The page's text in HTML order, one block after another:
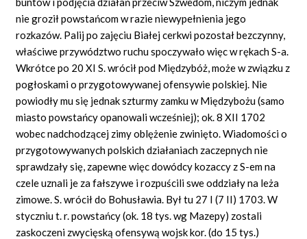
nie groził powstańcom w razie niewypełnienia jego
rozkazów. Palij po zajęciu Białej cerkwi pozostał bezczynny,
właściwe przywództwo ruchu spoczywało więc w rękach S-a.
Wkrótce po 20 XI S. wrócił pod Międzybóż, może w związku z
pogłoskami o przygotowywanej ofensywie polskiej. Nie
powiodły mu się jednak szturmy zamku w Międzybożu (samo
miasto powstańcy opanowali wcześniej); ok. 8 XII 1702
wobec nadchodzącej zimy oblężenie zwinięto. Wiadomości o
przygotowywanych polskich działaniach zaczepnych nie
sprawdzały się, zapewne więc dowódcy kozaccy z S-em na
czele uznali je za fałszywe i rozpuścili swe oddziały na leża
zimowe. S. wrócił do Bohusławia. Był tu 27 I (7 II) 1703. W
styczniu t. r. powstańcy (ok. 18 tys. wg Mazepy) zostali
zaskoczeni zwycięską ofensywą wojsk kor. (do 15 tys.)